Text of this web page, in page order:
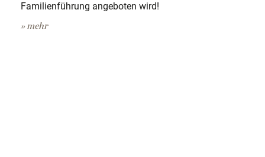
Familienführung angeboten wird!
» mehr